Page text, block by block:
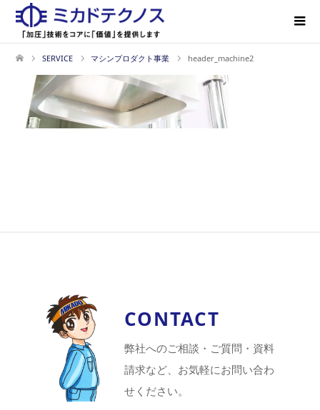
SERVICE マシンプロダクト事業 header_machine2
CONTACT
弊社へのご相談・ご質問・資料
請求など、お気軽にお問い合わ
せください。